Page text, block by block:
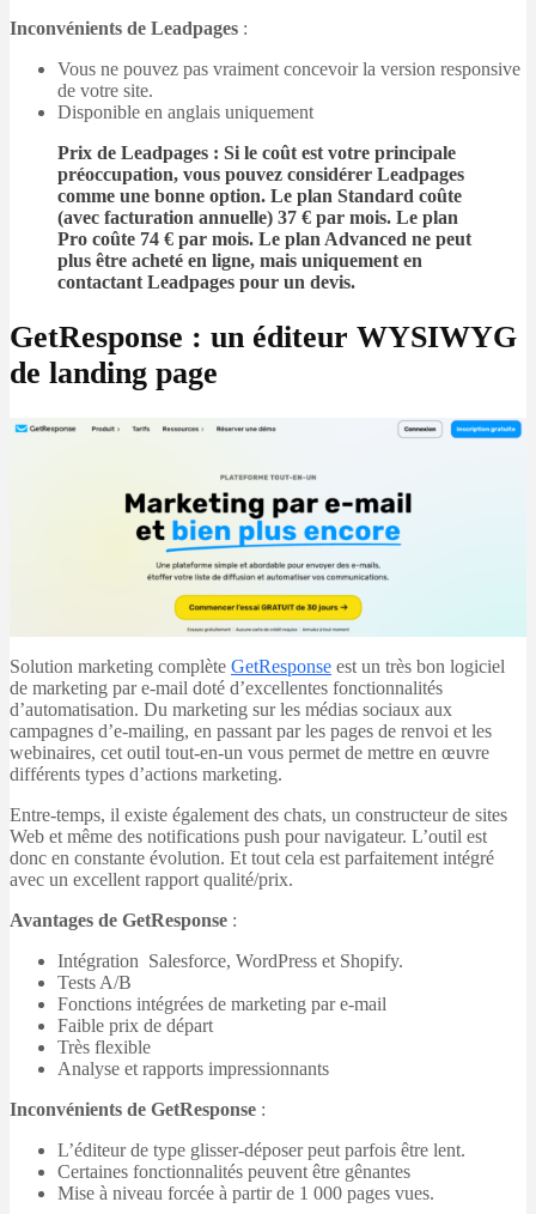
Inconvénients de Leadpages :
Vous ne pouvez pas vraiment concevoir la version responsive
de votre site.
Disponible en anglais uniquement
Prix de Leadpages : Si le coût est votre principale
préoccupation, vous pouvez considérer Leadpages
comme une bonne option. Le plan Standard coûte
(avec facturation annuelle) 37 € par mois. Le plan
Pro coûte 74 € par mois. Le plan Advanced ne peut
plus être acheté en ligne, mais uniquement en
contactant Leadpages pour un devis.
GetResponse : un éditeur WYSIWYG
de landing page
Solution marketing complète GetResponse est un très bon logiciel
de marketing par e-mail doté d’excellentes fonctionnalités
d’automatisation. Du marketing sur les médias sociaux aux
campagnes d’e-mailing, en passant par les pages de renvoi et les
webinaires, cet outil tout-en-un vous permet de mettre en œuvre
différents types d’actions marketing.
Entre-temps, il existe également des chats, un constructeur de sites
Web et même des notifications push pour navigateur. L’outil est
donc en constante évolution. Et tout cela est parfaitement intégré
avec un excellent rapport qualité/prix.
Avantages de GetResponse :
Intégration Salesforce, WordPress et Shopify.
Tests A/B
Fonctions intégrées de marketing par e-mail
Faible prix de départ
Très flexible
Analyse et rapports impressionnants
Inconvénients de GetResponse :
L’éditeur de type glisser-déposer peut parfois être lent.
Certaines fonctionnalités peuvent être gênantes
Mise à niveau forcée à partir de 1 000 pages vues.